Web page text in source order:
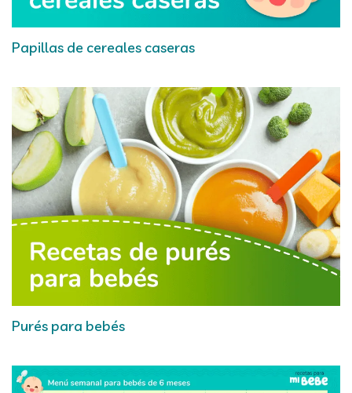
Papillas de cereales caseras
Purés para bebés